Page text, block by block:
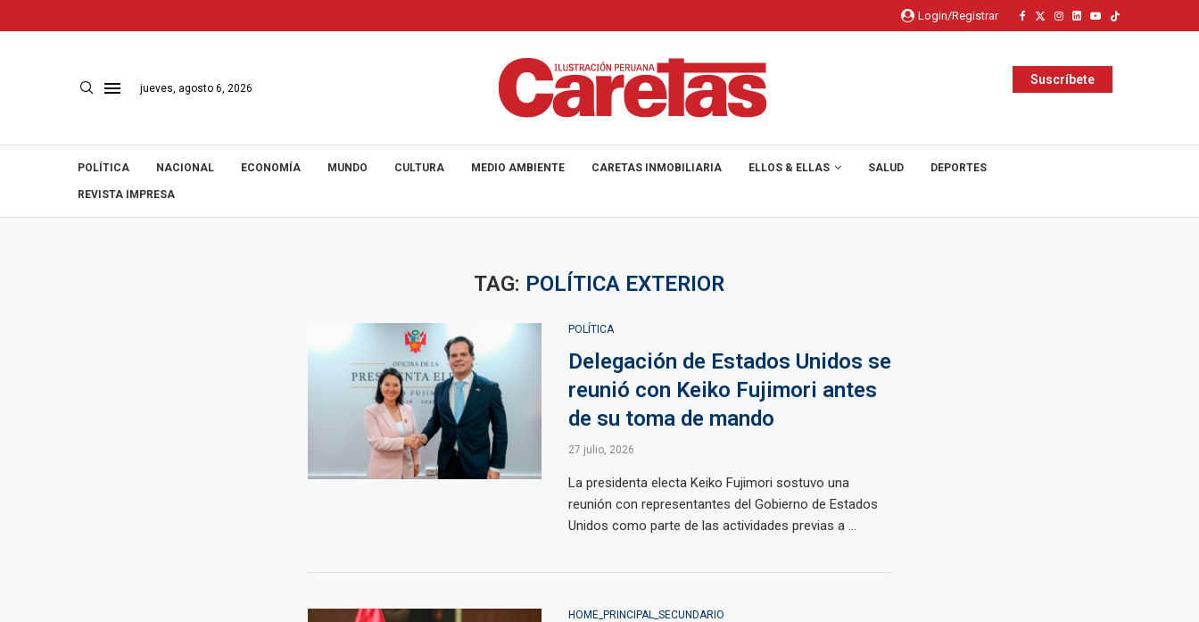
Login/Registrar
jueves, agosto 6, 2026
Suscríbete
POLÍTICA NACIONAL ECONOMÍA MUNDO CULTURA MEDIO AMBIENTE CARETAS INMOBILIARIA ELLOS & ELLAS SALUD DEPORTES
REVISTA IMPRESA
TAG: POLÍTICA EXTERIOR
POLÍTICA
Delegación de Estados Unidos se
reunió con Keiko Fujimori antes
de su toma de mando
27 julio, 2026
La presidenta electa Keiko Fujimori sostuvo una
reunión con representantes del Gobierno de Estados
Unidos como parte de las actividades previas a ...
HOME_PRINCIPAL_SECUNDARIO